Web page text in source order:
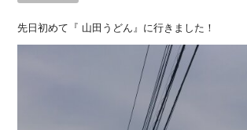
先日初めて『 山田うどん』に行きました！